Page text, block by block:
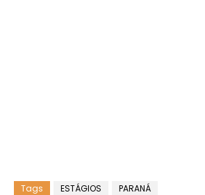
Tags ESTÁGIOS PARANÁ